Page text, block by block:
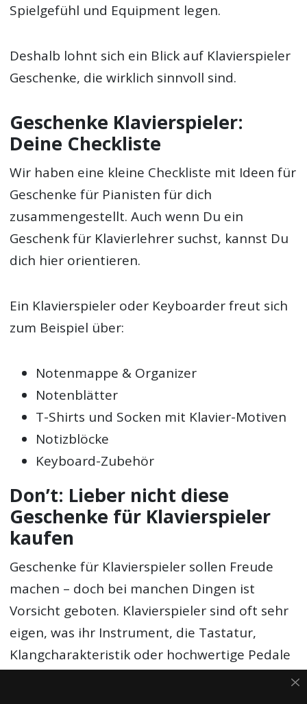
Spielgefühl und Equipment legen.
Deshalb lohnt sich ein Blick auf Klavierspieler
Geschenke, die wirklich sinnvoll sind.
Geschenke Klavierspieler:
Deine Checkliste
Wir haben eine kleine Checkliste mit Ideen für
Geschenke für Pianisten für dich
zusammengestellt. Auch wenn Du ein
Geschenk für Klavierlehrer suchst, kannst Du
dich hier orientieren.
Ein Klavierspieler oder Keyboarder freut sich
zum Beispiel über:
Notenmappe & Organizer
Notenblätter
T-Shirts und Socken mit Klavier-Motiven
Notizblöcke
Keyboard-Zubehör
Don’t: Lieber nicht diese
Geschenke für Klavierspieler
kaufen
Geschenke für Klavierspieler sollen Freude
machen – doch bei manchen Dingen ist
Vorsicht geboten. Klavierspieler sind oft sehr
eigen, was ihr Instrument, die Tastatur,
Klangcharakteristik oder hochwertige Pedale